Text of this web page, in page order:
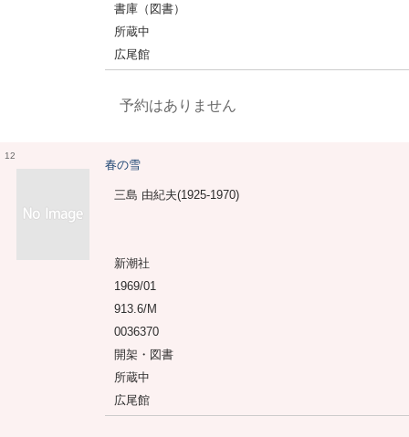
書庫（図書）
所蔵中
広尾館
予約はありません
12
春の雪
三島 由紀夫(1925-1970)
新潮社
1969/01
913.6/M
0036370
開架・図書
所蔵中
広尾館